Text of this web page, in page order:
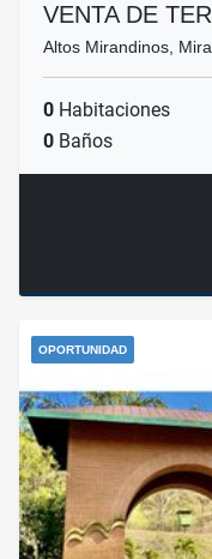
VENTA DE
Altos Mirandinos,
0 Habitaciones
0 Baños
OPORTUNIDAD